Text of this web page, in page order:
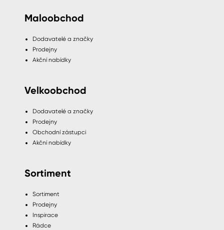
Maloobchod
Dodavatelé a značky
Prodejny
Akční nabídky
Velkoobchod
Dodavatelé a značky
Prodejny
Obchodní zástupci
Akční nabídky
Sortiment
Sortiment
Prodejny
Inspirace
Rádce